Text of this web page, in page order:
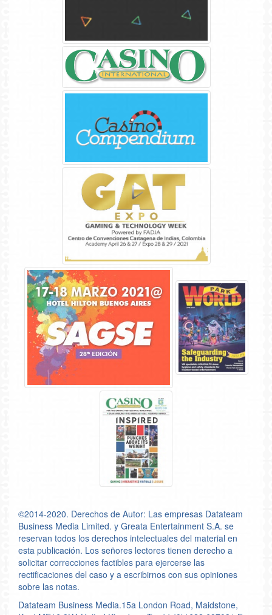
©2014-2020. Derechos de Autor: Las empresas Datateam
Business Media Limited. y Greata Entertainment S.A. se
reservan todos los derechos intelectuales del material en
esta publicación. Los señores lectores tienen derecho a
solicitar correcciones factibles para ejercerse las
rectificaciones del caso y a escribirnos con sus opiniones
sobre las notas.
Datateam Business Media.15a London Road, Maidstone,